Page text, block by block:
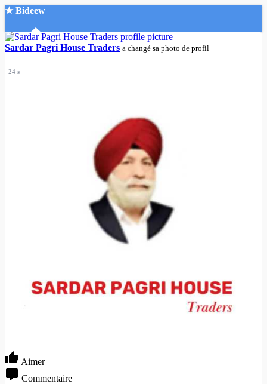
★ Bideew
Accueil
Recherche Avancée
Connexion
Créer un compte
Sardar Pagri House Traders a changé sa photo de profil
24 s
Aimer
Commentaire